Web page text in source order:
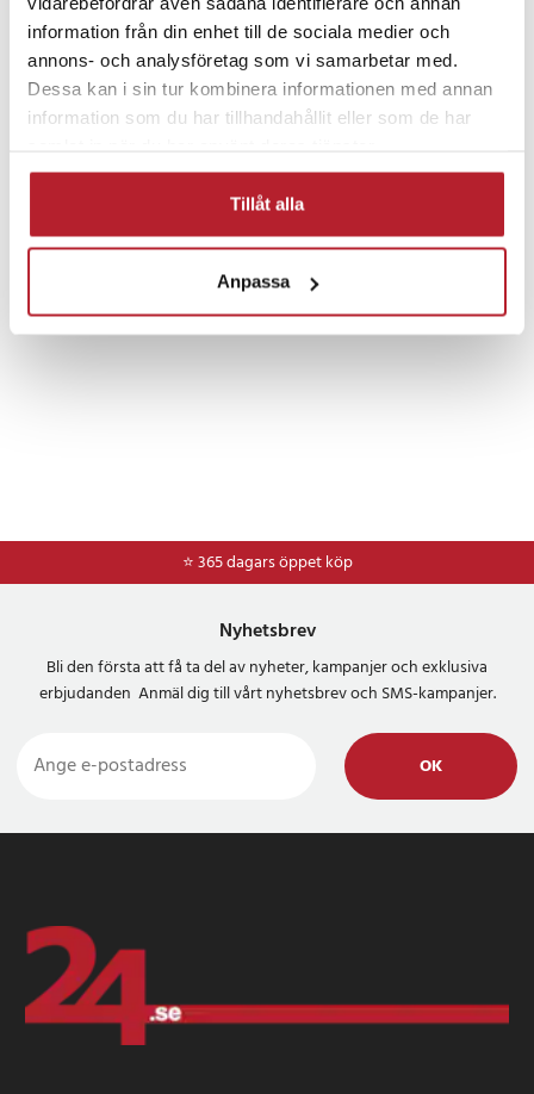
information från din enhet till de sociala medier och
annons- och analysföretag som vi samarbetar med.
Dessa kan i sin tur kombinera informationen med annan
information som du har tillhandahållit eller som de har
Tillåt alla
Anpassa
Fortsätt att fynda
Trädgård & balkong Pooltillbehör
Klor & vattenkemi
⭐ 365 dagars öppet köp
Nyhetsbrev
Bli den första att få ta del av nyheter, kampanjer och exklusiva
erbjudanden Anmäl dig till vårt nyhetsbrev och SMS-kampanjer.
OK